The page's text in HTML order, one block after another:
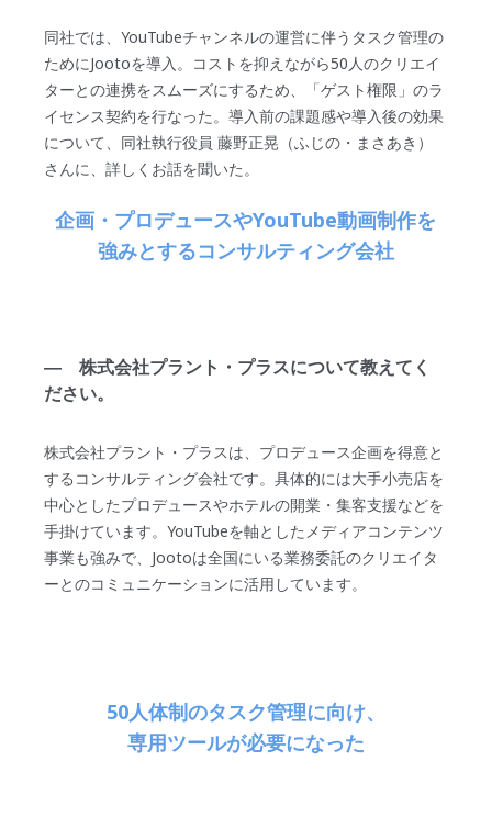
同社では、YouTubeチャンネルの運営に伴うタスク管理の
ためにJootoを導入。コストを抑えながら50人のクリエイ
ターとの連携をスムーズにするため、「ゲスト権限」のラ
イセンス契約を行なった。導入前の課題感や導入後の効果
について、同社執行役員 藤野正晃（ふじの・まさあき）
さんに、詳しくお話を聞いた。
企画・プロデュースやYouTube動画制作を
強みとするコンサルティング会社
― 株式会社プラント・プラスについて教えてく
ださい。
株式会社プラント・プラスは、プロデュース企画を得意と
するコンサルティング会社です。具体的には大手小売店を
中心としたプロデュースやホテルの開業・集客支援などを
手掛けています。YouTubeを軸としたメディアコンテンツ
事業も強みで、Jootoは全国にいる業務委託のクリエイタ
ーとのコミュニケーションに活用しています。
50人体制のタスク管理に向け、
専用ツールが必要になった